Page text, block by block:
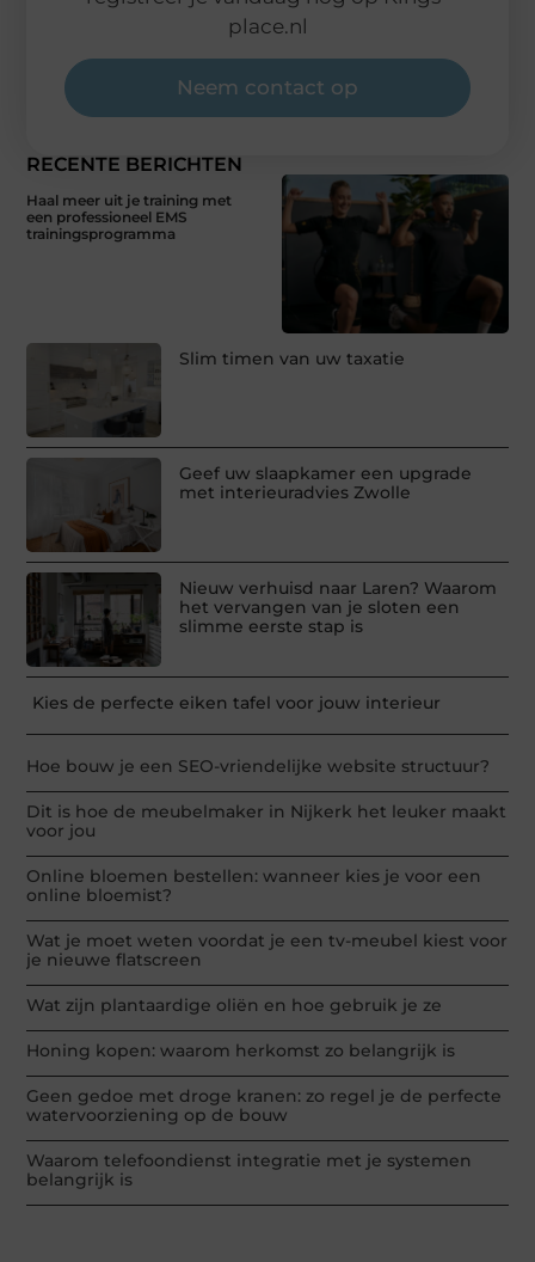
RECENTE BERICHTEN
Haal meer uit je training met
een professioneel EMS
trainingsprogramma
Slim timen van uw taxatie
Geef uw slaapkamer een upgrade
met interieuradvies Zwolle
Nieuw verhuisd naar Laren? Waarom
het vervangen van je sloten een
slimme eerste stap is
Kies de perfecte eiken tafel voor jouw interieur
Hoe bouw je een SEO-vriendelijke website structuur?
Dit is hoe de meubelmaker in Nijkerk het leuker maakt
voor jou
Online bloemen bestellen: wanneer kies je voor een
online bloemist?
Wat je moet weten voordat je een tv-meubel kiest voor
je nieuwe flatscreen
Wat zijn plantaardige oliën en hoe gebruik je ze
Honing kopen: waarom herkomst zo belangrijk is
Geen gedoe met droge kranen: zo regel je de perfecte
watervoorziening op de bouw
Waarom telefoondienst integratie met je systemen
belangrijk is
place.nl
Neem contact op